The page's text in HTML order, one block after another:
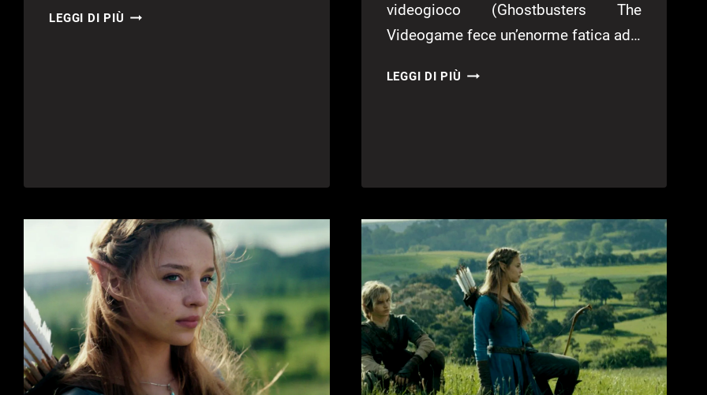
LEGGI DI PIÙ “MYUCI”,
videogioco (Ghostbusters The
Videogame fece un’enorme fatica ad…
LEGGI DI PIÙ GHOSTBUSTERS,
NETFLIX
SVELARSI